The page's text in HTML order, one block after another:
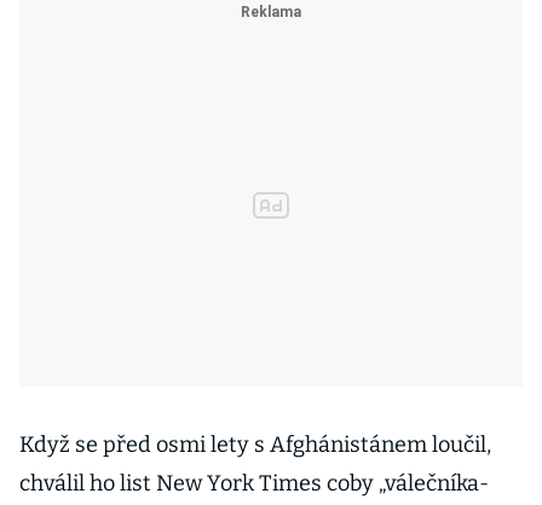
Když se před osmi lety s Afghánistánem loučil,
chválil ho list New York Times coby „válečníka-